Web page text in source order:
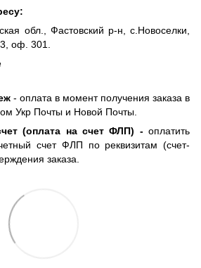
обл., Фастовский р-н, с.Новоселки,
оф. 301.
- оплата в момент получения заказа в
Укр Почты и Новой Почты.
(оплата на счет ФЛП) -оплатить
счет ФЛП по реквизитам (счет-
заказа.